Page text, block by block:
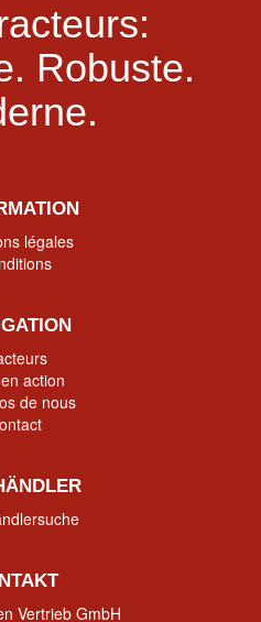
Robuste.
légales
action
de nous
Vertrieb GmbH